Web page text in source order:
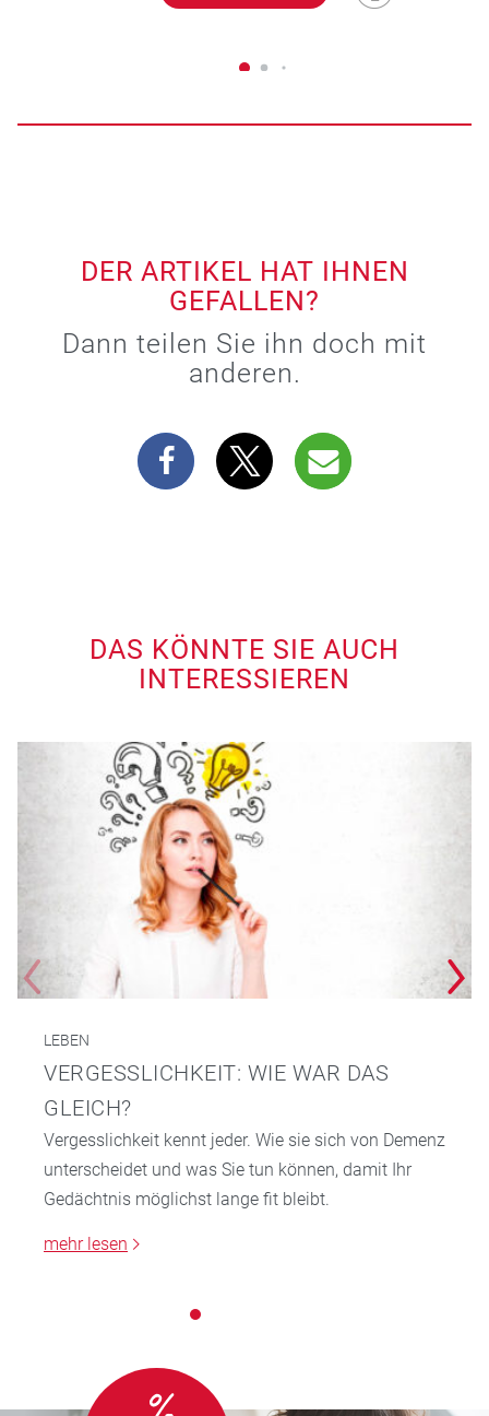
DER ARTIKEL HAT IHNEN
GEFALLEN?
Dann teilen Sie ihn doch mit
anderen.
DAS KÖNNTE SIE AUCH
INTERESSIEREN
LEBEN
VERGESSLICHKEIT: WIE WAR DAS
GLEICH?
Vergesslichkeit kennt jeder. Wie sie sich von Demenz
unterscheidet und was Sie tun können, damit Ihr
Gedächtnis möglichst lange fit bleibt.
mehr lesen